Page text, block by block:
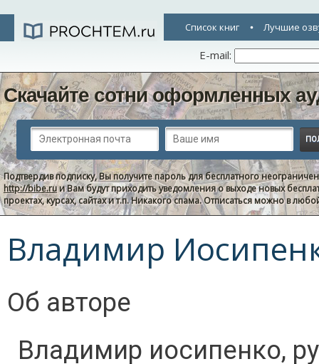
Список книг Лучшие
E-mail:
Скачайте сотни оформленных
Подтвердив подписку, Вы получите пароль для бесплатного
http://bibe.ruи Вам будут приходить уведомления о выходе новых
проектах, курсах, сайтах и т.п. Никакого спама. Отписаться можно в
Владимир
Об авторе
Владимир иосипенко,